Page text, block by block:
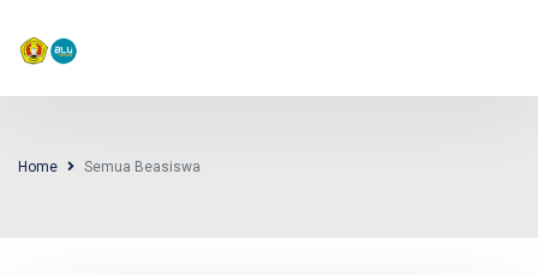
Home Semua Beasiswa